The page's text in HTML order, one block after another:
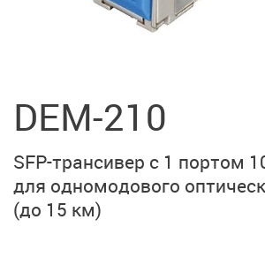
DEM-210
SFP-трансивер с 1 портом
для одномодового
(до 15 км)